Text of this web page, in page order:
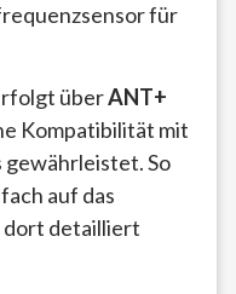
für
überANT+
Kompatibilität mit
So
auf das
dort detailliert